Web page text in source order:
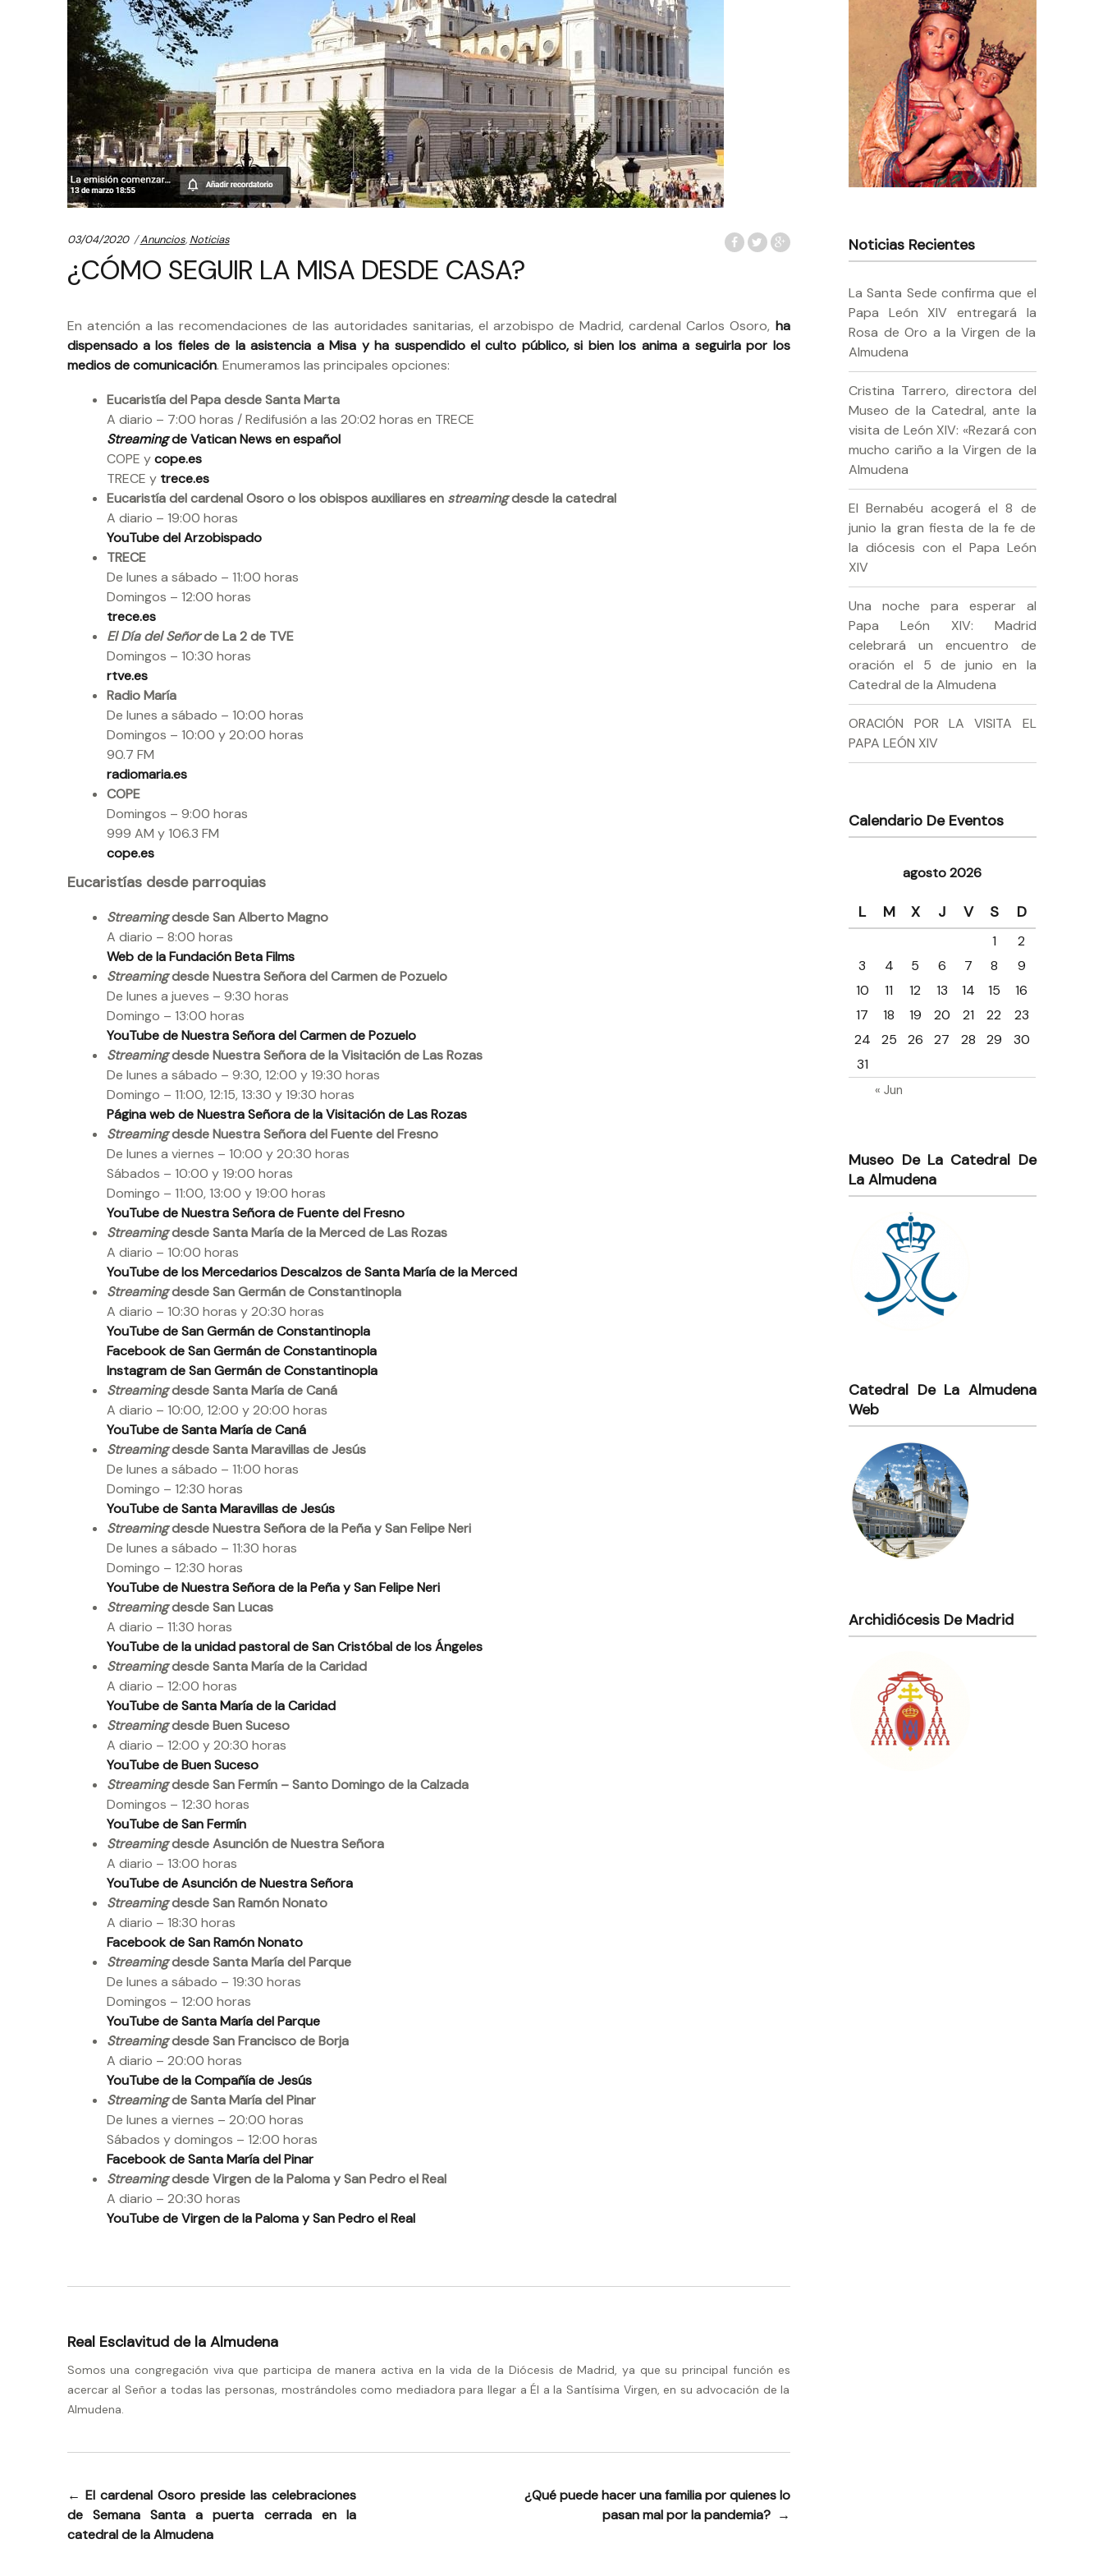
03/04/2020 Categories:
Anuncios, Noticias
¿CÓMO SEGUIR LA MISA DESDE CASA?
En atención a las recomendaciones de las autoridades sanitarias, el arzobispo de Madrid, cardenal Carlos Osoro, ha
dispensado a los fieles de la asistencia a Misa y ha suspendido el culto público, si bien los anima a seguirla por los
medios de comunicación. Enumeramos las principales opciones:
Eucaristía del Papa desde Santa Marta
A diario – 7:00 horas / Redifusión a las 20:02 horas en TRECE
Streamingde Vatican News en español
COPE ycope.es
TRECE y trece.es
Eucaristía del cardenal Osoro o los obispos auxiliares enstreamingdesde la catedral
A diario – 19:00 horas
YouTube del Arzobispado
TRECE
De lunes a sábado – 11:00 horas
Domingos – 12:00 horas
trece.es
El Día del Señorde La 2 de TVE
Domingos – 10:30 horas
rtve.es
Radio María
De lunes a sábado – 10:00 horas
Domingos – 10:00 y 20:00 horas
90.7 FM
radiomaria.es
COPE
Domingos – 9:00 horas
999 AM y 106.3 FM
cope.es
Eucaristías desde parroquias
Streamingdesde San Alberto Magno
A diario – 8:00 horas
Web de la Fundación Beta Films
Streamingdesde Nuestra Señora del Carmen de Pozuelo
De lunes a jueves – 9:30 horas
Domingo – 13:00 horas
YouTube de Nuestra Señora del Carmen de Pozuelo
Streamingdesde Nuestra Señora de la Visitación de Las Rozas
De lunes a sábado – 9:30, 12:00 y 19:30 horas
Domingo – 11:00, 12:15, 13:30 y 19:30 horas
Página web de Nuestra Señora de la Visitación de Las Rozas
Streamingdesde Nuestra Señora del Fuente del Fresno
De lunes a viernes – 10:00 y 20:30 horas
Sábados – 10:00 y 19:00 horas
Domingo – 11:00, 13:00 y 19:00 horas
YouTube de Nuestra Señora de Fuente del Fresno
Streamingdesde Santa María de la Merced de Las Rozas
A diario – 10:00 horas
YouTube de los Mercedarios Descalzos de Santa María de la Merced
Streamingdesde San Germán de Constantinopla
A diario – 10:30 horas y 20:30 horas
YouTube de San Germán de Constantinopla
Facebook de San Germán de Constantinopla
Instagram de San Germán de Constantinopla
Streamingdesde Santa María de Caná
A diario – 10:00, 12:00 y 20:00 horas
YouTube de Santa María de Caná
Streamingdesde Santa Maravillas de Jesús
De lunes a sábado – 11:00 horas
Domingo – 12:30 horas
YouTube de Santa Maravillas de Jesús
Streamingdesde Nuestra Señora de la Peña y San Felipe Neri
De lunes a sábado – 11:30 horas
Domingo – 12:30 horas
YouTube de Nuestra Señora de la Peña y San Felipe Neri
Streamingdesde San Lucas
A diario – 11:30 horas
YouTube de la unidad pastoral de San Cristóbal de los Ángeles
Streamingdesde Santa María de la Caridad
A diario – 12:00 horas
YouTube de Santa María de la Caridad
Streamingdesde Buen Suceso
A diario – 12:00 y 20:30 horas
YouTube de Buen Suceso
Streamingdesde San Fermín – Santo Domingo de la Calzada
Domingos – 12:30 horas
YouTube de San Fermín
Streamingdesde Asunción de Nuestra Señora
A diario – 13:00 horas
YouTube de Asunción de Nuestra Señora
Streamingdesde San Ramón Nonato
A diario – 18:30 horas
Facebook de San Ramón Nonato
Streamingdesde Santa María del Parque
De lunes a sábado – 19:30 horas
Domingos – 12:00 horas
YouTube de Santa María del Parque
Streamingdesde San Francisco de Borja
A diario – 20:00 horas
YouTube de la Compañía de Jesús
Streamingde Santa María del Pinar
De lunes a viernes – 20:00 horas
Sábados y domingos – 12:00 horas
Facebook de Santa María del Pinar
Streamingdesde Virgen de la Paloma y San Pedro el Real
A diario – 20:30 horas
YouTube de Virgen de la Paloma y San Pedro el Real
Real Esclavitud de la Almudena
Somos una congregación viva que participa de manera activa en la vida de la Diócesis de Madrid, ya que su principal función es
acercar al Señor a todas las personas, mostrándoles como mediadora para llegar a Él a la Santísima Virgen, en su advocación de la
Almudena.
Navegación
de
← El cardenal Osoro preside las celebraciones
de Semana Santa a puerta cerrada en la
catedral de la Almudena
¿Qué puede hacer una familia por quienes lo
pasan mal por la pandemia? →
Noticias Recientes
La Santa Sede confirma que el
Papa León XIV entregará la
Rosa de Oro a la Virgen de la
Almudena
Cristina Tarrero, directora del
Museo de la Catedral, ante la
visita de León XIV: «Rezará con
mucho cariño a la Virgen de la
Almudena
El Bernabéu acogerá el 8 de
junio la gran fiesta de la fe de
la diócesis con el Papa León
XIV
Una noche para esperar al
Papa León XIV: Madrid
celebrará un encuentro de
oración el 5 de junio en la
Catedral de la Almudena
ORACIÓN POR LA VISITA EL
PAPA LEÓN XIV
Calendario De Eventos
agosto 2026
L M X J V S D
« Jun
1
2
3
4 5 6 7 8
9
10
11 12 13 14 15
16
17
18 19 20 21 22
23
24
25 26 27 28 29
30
31
Museo De La Catedral De
La Almudena
Catedral De La Almudena
Web
Archidiócesis De Madrid